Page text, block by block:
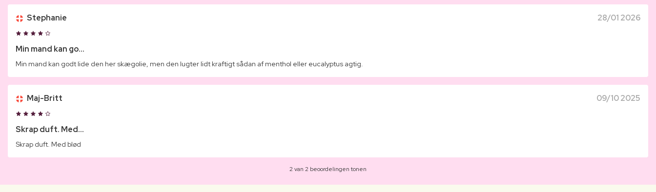
Stephanie 28/01 2026
Min mand kan go...
Min mand kan godt lide den her skægolie, men den lugter lidt kraftigt sådan af menthol eller eucalyptus agtig.
Maj-Britt 09/10 2025
Skrap duft. Med...
Skrap duft. Med blød
2 van 2 beoordelingen tonen